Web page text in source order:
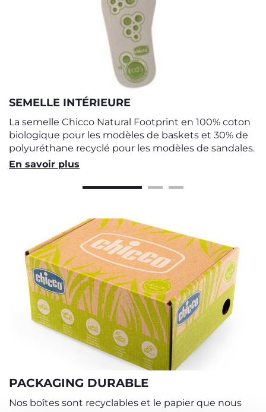
SEMELLE INTÉRIEURE
La semelle Chicco Natural Footprint en 100% coton
biologique pour les modèles de baskets et 30% de
polyuréthane recyclé pour les modèles de sandales.
En savoir plus
PACKAGING DURABLE
Nos boîtes sont recyclables et le papier que nous